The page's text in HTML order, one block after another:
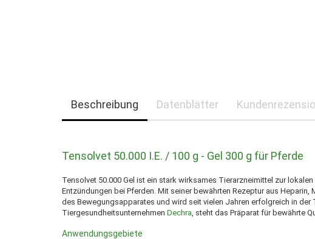
Beschreibung Datenblätter
Tensolvet 50.000 I.E. / 100 g - Gel 300 g für Pferde
Tensolvet 50.000 Gel ist ein stark wirksames Tierarzneimittel zur
Entzündungen bei Pferden. Mit seiner bewährten Rezeptur aus
des Bewegungsapparates und wird seit vielen Jahren erfolgreich in
Tiergesundheitsunternehmen Dechra, steht das Präparat für bewährte
Anwendungsgebiete